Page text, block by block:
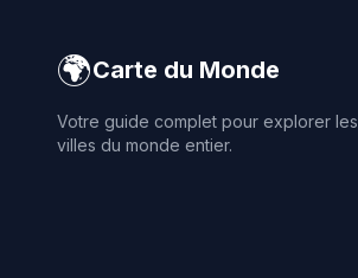
🌍Carte du Monde
Votre guide complet pour explorer les
villes du monde entier.